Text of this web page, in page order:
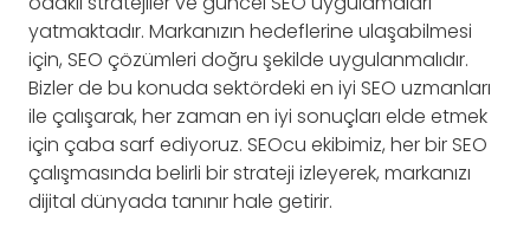
yatmaktadır. Markanızın hedeflerine ulaşabilmesi
için, SEO çözümleri doğru şekilde uygulanmalıdır.
Bizler de bu konuda sektördeki en iyi SEO uzmanları
ile çalışarak, her zaman en iyi sonuçları elde etmek
için çaba sarf ediyoruz. SEOcu ekibimiz, her bir SEO
çalışmasında belirli bir strateji izleyerek, markanızı
dijital dünyada tanınır hale getirir.